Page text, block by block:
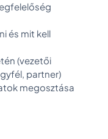
és mit kell
(vezetői
partner)
megosztása